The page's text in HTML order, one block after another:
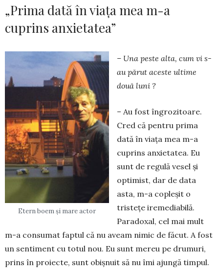
„Prima dată în viaţa mea m-a
cuprins anxietatea”
Etern boem și mare actor
– Una peste alta, cum vi s-
au părut aceste ultime
două luni ?
– Au fost îngrozitoare.
Cred că pentru pri­ma
dată în viaţa mea m-a
cuprins anxie­tatea. Eu
sunt de regulă vesel și
optimist, dar de data
asta, m-a copleșit o
tristeţe iremediabilă.
Paradoxal, cel mai mult
m-a consumat faptul că nu aveam nimic de făcut. A fost
un senti­ment cu totul nou. Eu sunt mereu pe drumuri,
prins în proiecte, sunt obișnuit să nu îmi ajun­gă timpul.